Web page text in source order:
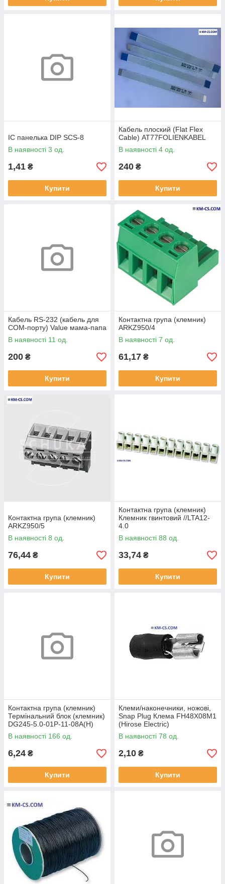
ІС панелька DIP SCS-8
В наявності 3 од.
1,41 ₴
Купити
Кабель плоский (Flat Flex
Cable) AT77FOLIENKABEL
В наявності 4 од.
240 ₴
Купити
Кабель RS-232 (кабель для
COM-порту) Value мама-папа
В наявності 11 од.
200 ₴
Купити
Контактна група (клемник)
ARKZ950/4
В наявності 7 од.
61,17 ₴
Купити
Контактна група (клемник)
ARKZ950/5
В наявності 8 од.
76,44 ₴
Купити
Контактна група (клемник)
Клемник гвинтовий //LTA12-
4.0
В наявності 88 од.
33,74 ₴
Купити
Контактна група (клемник)
Термінальний блок (клемник)
DG245-5.0-01P-11-08A(H)
В наявності 166 од.
6,24 ₴
Купити
Клеми/наконечники, ножові,
Snap Plug Клема FH48X08M1
(Hirose Electric)
В наявності 78 од.
2,10 ₴
Купити